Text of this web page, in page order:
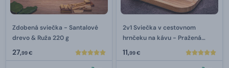
Zdobená sviečka - Santalové
drevo & Ruža 220 g
27,99 €
2v1 Sviečka v cestovnom
hrnčeku na kávu - Pražená
káva 230 g
11,99 €